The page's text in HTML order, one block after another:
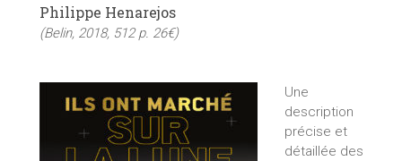
Philippe Henarejos
(Belin, 2018, 512 p. 26€)
Une
description
précise et
détaillée des